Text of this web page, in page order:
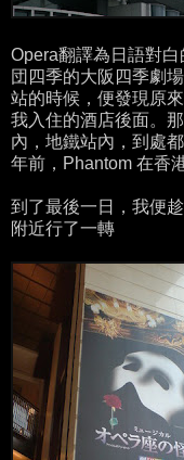
Opera翻譯為日語對
団四季的大阪四季劇
站的時候，便發現原
我入住的酒店後面。
內，地鐵站內，到處
年前，Phantom 在香
到了最後一日，我便
附近行了一轉